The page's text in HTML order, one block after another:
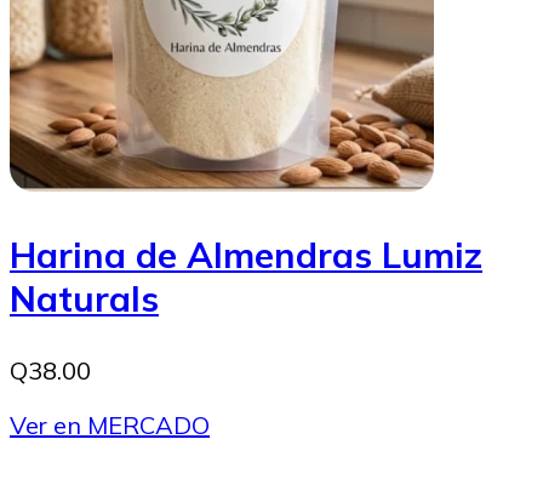
Harina de Almendras Lumiz
Naturals
Q38.00
Ver en MERCADO